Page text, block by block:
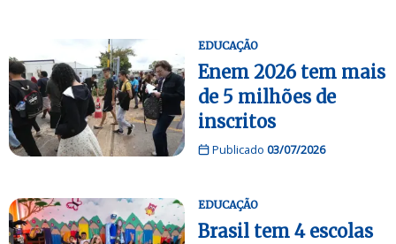
EDUCAÇÃO
Enem 2026 tem mais
de 5 milhões de
inscritos
Publicado 03/07/2026
EDUCAÇÃO
Brasil tem 4 escolas